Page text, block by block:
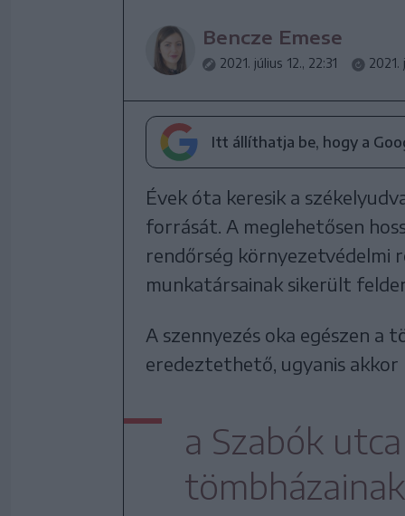
Bencze Emese
2021. július 12., 22:31 2021.
Itt állíthatja be, hogy a
Évek óta keresik a
forrását. A meglehetősen
rendőrség környezetvédelmi
munkatársainak sikerült
A szennyezés oka egészen
eredeztethető, ugyanis akkor
a Szabók